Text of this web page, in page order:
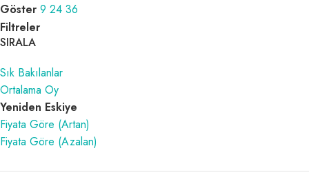
Göster 9 24 36
Filtreler
SIRALA
Sık Bakılanlar
Ortalama Oy
Yeniden Eskiye
Fiyata Göre (Artan)
Fiyata Göre (Azalan)